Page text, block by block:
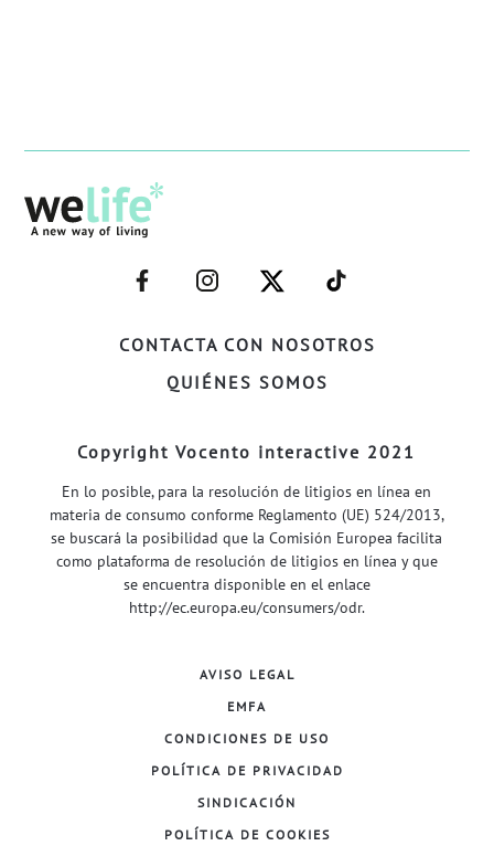
CONTACTA CON NOSOTROS
QUIÉNES SOMOS
–
FACEBOOK–
–
INSTAGRAM–
–
TWITTER–
–
WELIFE–
Copyright Vocento interactive 2021
En lo posible, para la resolución de litigios en línea en
materia de consumo conforme Reglamento (UE) 524/2013,
se buscará la posibilidad que la Comisión Europea facilita
como plataforma de resolución de litigios en línea y que
se encuentra disponible en el enlace
http://ec.europa.eu/consumers/odr.
AVISO LEGAL
EMFA
CONDICIONES DE USO
POLÍTICA DE PRIVACIDAD
SINDICACIÓN
POLÍTICA DE COOKIES